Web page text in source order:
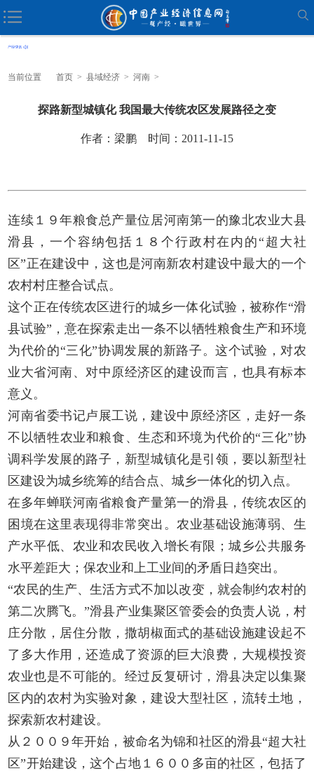
当前位置 首页 > 县域经济 > 河南 >
探路新型城镇化 我国最大传统农区发展路径之变
作者：梁鹏 时间：2011-11-15
连续１９年粮食总产量位居河南第一的豫北农业大县
滑县，一个容纳包括１８个行政村在内的“超大社
区”正在建设中，这也是河南新农村建设中最大的一个
农村村庄整合试点。
这个正在传统农区进行的城乡一体化试验，被称作“滑
县试验”，意在探索走出一条不以牺牲粮食生产和环境
为代价的“三化”协调发展的新路子。这个试验，对农
业大省河南、对中原经济区的建设而言，也具有标本
意义。
河南省委书记卢展工说，建设中原经济区，走好一条
不以牺牲农业和粮食、生态和环境为代价的“三化”协
调科学发展的路子，新型城镇化是引领，要以新型社
区建设为城乡统筹的结合点、城乡一体化的切入点。
在多年蝉联河南省粮食产量第一的滑县，传统农区的
困境在这里表现得非常突出。农业基础设施薄弱、生
产水平低、农业和农民收入增长有限；城乡公共服务
水平差距大；保农业和上工业间的矛盾日趋突出。
“农民的生产、生活方式不加以改变，就会制约农村的
第二次腾飞。”滑县产业集聚区管委会的负责人说，村
庄分散，居住分散，撒胡椒面式的基础设施建设起不
了多大作用，还造成了资源的巨大浪费，大规模投资
农业也是不可能的。经过反复研讨，滑县决定以集聚
区内的农村为实验对象，建设大型社区，流转土地，
探索新农村建设。
从２００９年开始，被命名为锦和社区的滑县“超大社
区”开始建设，这个占地１６００多亩的社区，包括了